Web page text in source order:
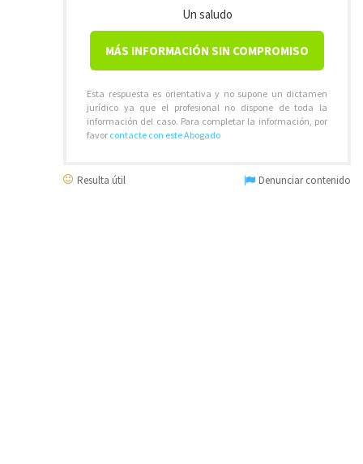
Un saludo
MÁS INFORMACIÓN SIN COMPROMISO
Esta respuesta es orientativa y no supone un dictamen
jurídico ya que el profesional no dispone de toda la
información del caso. Para completar la información, por
favor contacte con este Abogado
Resulta útil Denunciar contenido